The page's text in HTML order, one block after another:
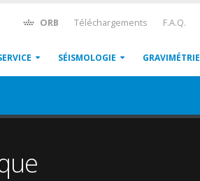
ORB Téléchargements F.A.Q.
SÉISMOLOGIE GRAVIMÉTRIE